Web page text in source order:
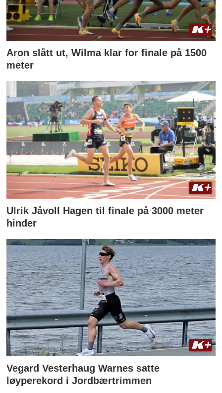
Aron slått ut, Wilma klar for finale på 1500
meter
Ulrik Jåvoll Hagen til finale på 3000 meter
hinder
Vegard Vesterhaug Warnes satte
løyperekord i Jordbærtrimmen